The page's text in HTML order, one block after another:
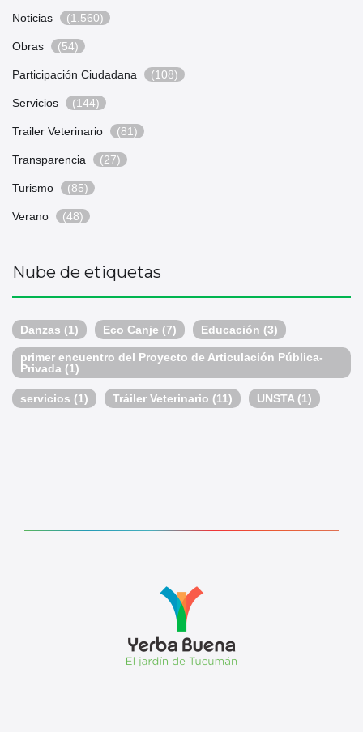
Noticias (1.560)
Obras (54)
Participación Ciudadana (108)
Servicios (144)
Trailer Veterinario (81)
Transparencia (27)
Turismo (85)
Verano (48)
Nube de etiquetas
Danzas (1) Eco Canje (7) Educación (3)
primer encuentro del Proyecto de Articulación Pública-
Privada (1)
servicios (1) Tráiler Veterinario (11) UNSTA (1)